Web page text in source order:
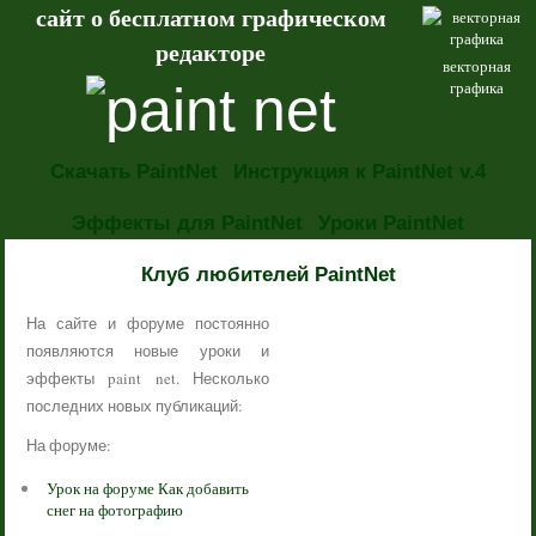
векторная
графика
сайт о бесплатном графическом
редакторе
Скачать PaintNet Инструкция к PaintNet v.4
Эффекты для PaintNet Уроки PaintNet
Клуб любителей PaintNet
На сайте и форуме постоянно
появляются новые уроки и
эффекты paint net. Несколько
последних новых публикаций:
На форуме:
Урок на форуме Как добавить
снег на фотографию